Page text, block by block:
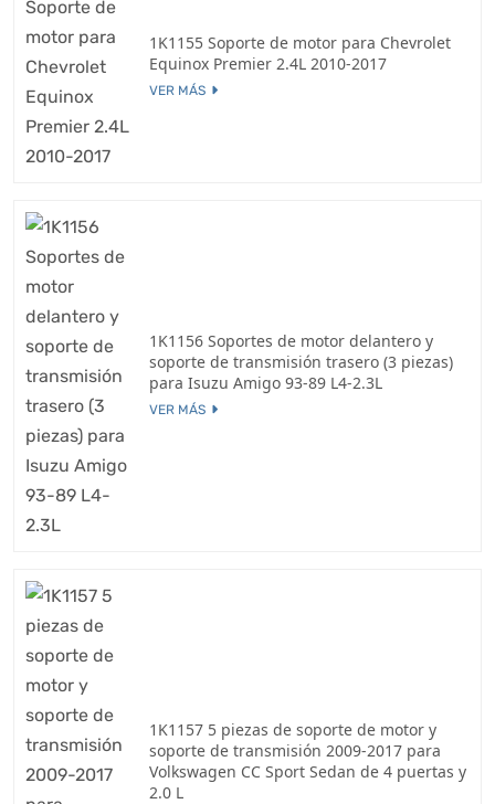
1K1155 Soporte de motor para Chevrolet
Equinox Premier 2.4L 2010-2017
VER MÁS
1K1156 Soportes de motor delantero y
soporte de transmisión trasero (3 piezas)
para Isuzu Amigo 93-89 L4-2.3L
VER MÁS
1K1157 5 piezas de soporte de motor y
soporte de transmisión 2009-2017 para
Volkswagen CC Sport Sedan de 4 puertas y
2.0 L